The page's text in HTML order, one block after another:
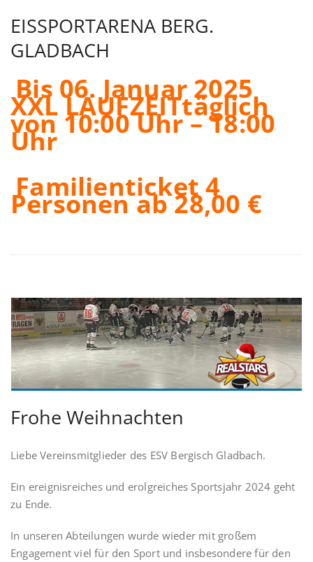
EISSPORTARENA BERG.
GLADBACH
Bis 06. Januar 2025
XXL LAUFZEITtäglich
von 10:00 Uhr – 18:00
Uhr
Familienticket 4
Personen ab 28,00 €
Frohe Weihnachten
Liebe Vereinsmitglieder des ESV Bergisch Gladbach.
Ein ereignisreiches und erolgreiches Sportsjahr 2024 geht
zu Ende.
In unseren Abteilungen wurde wieder mit großem
Engagement viel für den Sport und insbesondere für den